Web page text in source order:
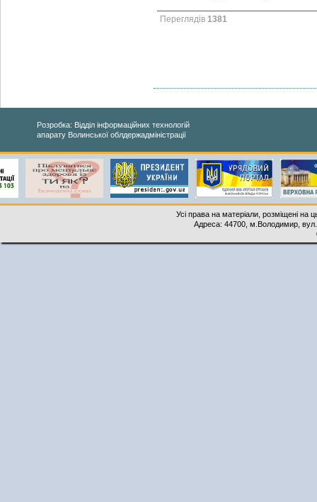
Переглядів 1381
Розробка: Відділ інформаційних технологій
апарату Волинської облдержадміністрації
Усі права на матеріали, розміщені на
Адреса: 44700, м.Володимир,